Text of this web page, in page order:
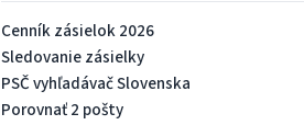
Cenník zásielok 2026
Sledovanie zásielky
PSČ vyhľadávač Slovenska
Porovnať 2 pošty